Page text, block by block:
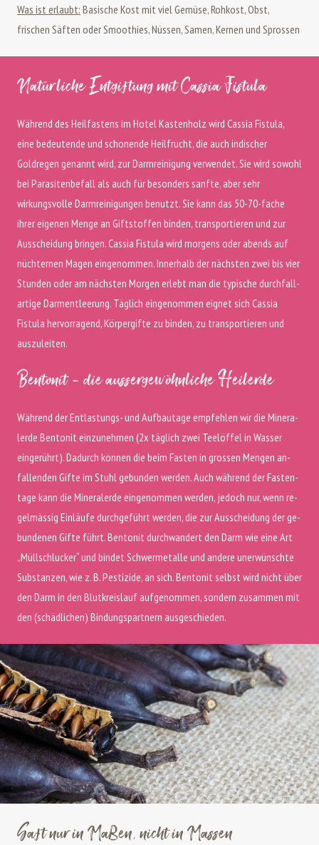
Was ist erlaubt: Ba­si­sche Kost mit viel Gemüse, Rohkost, Obst,
frischen Säften oder Smoothies, Nüssen, Samen, Kernen und Sprossen
Natürliche Entgiftung mit Cassia Fistula
Während des Heilfastens im Hotel Kastenholz wird Cassia Fistula,
eine bedeutende und schonende Heilfrucht, die auch indischer
Goldregen genannt wird, zur Darmreinigung verwendet. Sie wird sowohl
bei Parasitenbefall als auch für besonders sanfte, aber sehr
wirkungsvolle Darmreinigungen benutzt. Sie kann das 50-70-fache
ihrer eigenen Menge an Giftstoffen binden, transportieren und zur
Ausscheidung bringen. Cassia Fistula wird morgens oder abends auf
nüchternen Magen eingenommen. In­ner­halb der nächs­ten zwei bis vier
Stun­den oder am nächsten Morgen er­lebt man die ty­pi­sche durch­fall­
ar­ti­ge Dar­m­ent­lee­rung. Täglich eingenommen eignet sich Cassia
Fistula hervorragend, Körpergifte zu binden, zu transportieren und
auszuleiten.
Bentonit - die aussergewöhnliche Heilerde
Wäh­rend der Ent­las­tungs- und Auf­bau­ta­ge empfehlen wir die Mi­ne­ra­
ler­de Bentonit ein­zu­neh­men (2x täg­lich zwei Tee­löf­fel in Wasser
eingerührt). Dadurch können die beim Fas­ten in gros­sen Men­gen an­
fal­len­den Gifte im Stuhl gebunden werden. Auch wäh­rend der Fas­ten­
ta­ge kann die Mi­ne­ra­ler­de einge­nom­men wer­den, jedoch nur, wenn re­
gel­mäs­sig Ein­läu­fe durch­ge­führt wer­den, die zur Aus­schei­dung der ge­
bun­de­nen Gifte füh­rt. Bentonit durchwandert den Darm wie eine Art
„Müllschlucker“ und bindet Schwermetalle und andere unerwünschte
Substanzen, wie z. B. Pestizide, an sich. Bentonit selbst wird nicht über
den Darm in den Blutkreislauf aufgenommen, sondern zusammen mit
den (schädlichen) Bindungspartnern ausgeschieden.
Saft nur in Maßen, nicht in Massen